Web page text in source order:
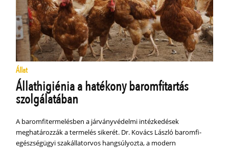
Állat
Állathigiénia a hatékony baromfitartás
szolgálatában
A baromfitermelésben a járványvédelmi intézkedések
meghatározzák a termelés sikerét. Dr. Kovács László baromfi-
egészségügyi szakállatorvos hangsúlyozta, a modern